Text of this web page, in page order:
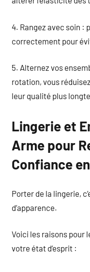
4. Rangez avec soin :
correctement pour
5. Alternez vos
rotation, vous
leur qualité plus
Lingerie et
Arme pour
Confiance
Porter de la lingerie,
d’apparence.
Voici les raisons pour
votre état d’esprit :